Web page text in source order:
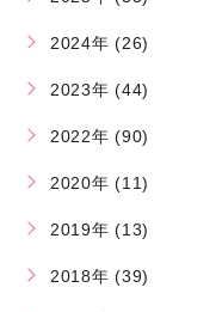
2024年 (26)
2023年 (44)
2022年 (90)
2020年 (11)
2019年 (13)
2018年 (39)